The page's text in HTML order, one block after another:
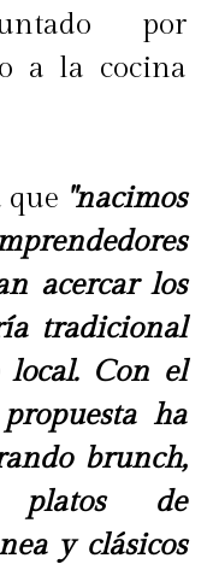
por
a la cocina
que "nacimos
acercar los
tradicional
Con el
ha
brunch,
platos de
y clásicos